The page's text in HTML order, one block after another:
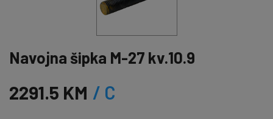
Navojna šipka M-27 kv.10.9
2291.5 KM / C